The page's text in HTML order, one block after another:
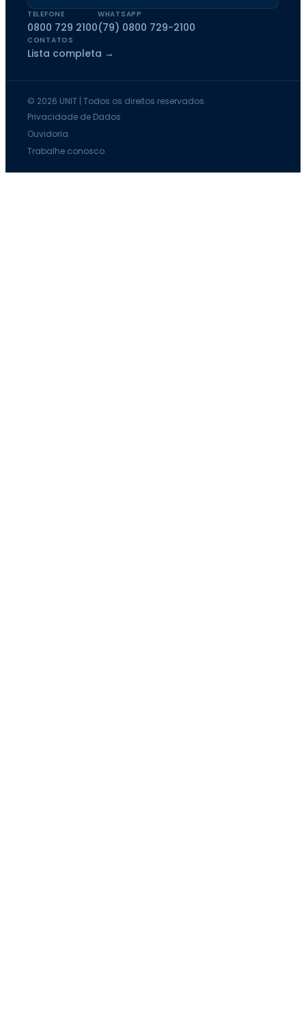
TELEFONE
0800 729 2100
WHATSAPP
(79) 0800 729-2100
CONTATOS
Lista completa →
© 2026 UNIT | Todos os direitos reservados.
Privacidade de Dados
Ouvidoria
Trabalhe conosco